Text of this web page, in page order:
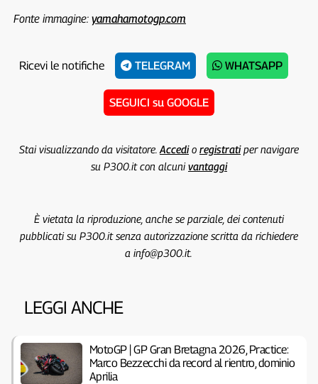
Fonte immagine: yamahamotogp.com
Ricevi le notifiche TELEGRAM WHATSAPP
SEGUICI su GOOGLE
Stai visualizzando da visitatore. Accedio registratiper navigare
su P300.it con alcunivantaggi
È vietata la riproduzione, anche se parziale, dei contenuti
pubblicati su P300.it senza autorizzazione scritta da richiedere
a info@p300.it.
LEGGI ANCHE
MotoGP | GP Gran Bretagna 2026, Practice:
Marco Bezzecchi da record al rientro, dominio
Aprilia